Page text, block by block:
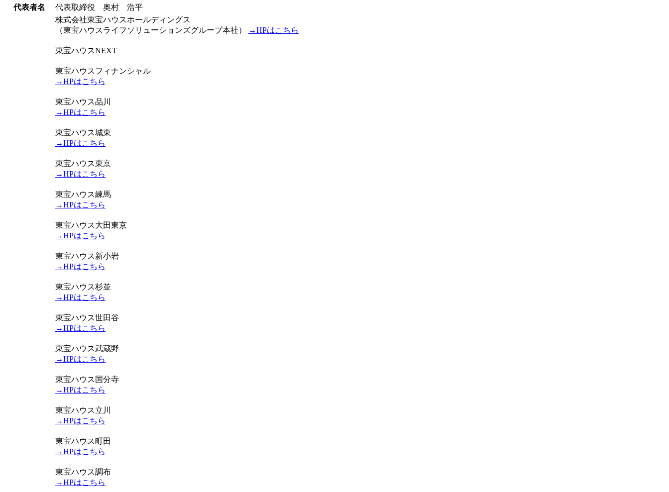
代表者名
代表取締役 奥村 浩平
株式会社東宝ハウスホールディングス
（東宝ハウスライフソリューションズグループ本社）
→HPはこちら
東宝ハウスNEXT
東宝ハウスフィナンシャル
→HPはこちら
東宝ハウス品川
→HPはこちら
東宝ハウス城東
→HPはこちら
東宝ハウス東京
→HPはこちら
東宝ハウス練馬
→HPはこちら
東宝ハウス大田東京
→HPはこちら
東宝ハウス新小岩
→HPはこちら
東宝ハウス杉並
→HPはこちら
東宝ハウス世田谷
→HPはこちら
東宝ハウス武蔵野
→HPはこちら
東宝ハウス国分寺
→HPはこちら
東宝ハウス立川
→HPはこちら
東宝ハウス町田
→HPはこちら
東宝ハウス調布
→HPはこちら